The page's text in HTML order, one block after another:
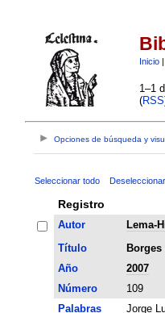
Inicio|
1–1
(RSS
Opciones de búsqueda y
Seleccionar todo
Registro
Autor
Lema-
Título
Año
2007
Número
109
Palabras
Jorge